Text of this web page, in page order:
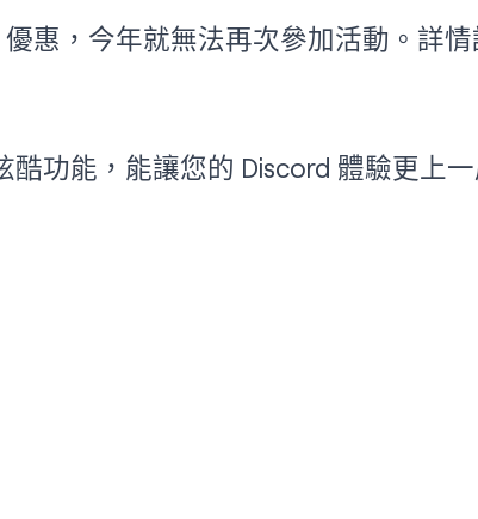
惠，今年就無法再次參加活動。詳情
功能，能讓您的 Discord 體驗更上一